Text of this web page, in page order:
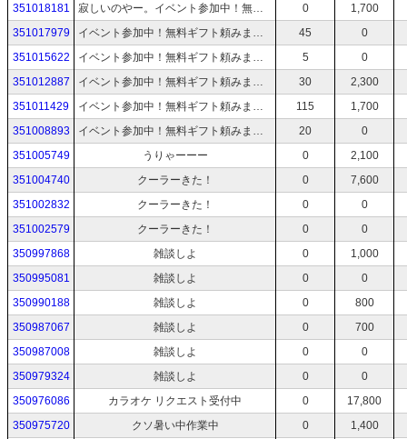
351018181
寂しいのやー。イベント参加中！無料ギフト頼みます🎁 0
1,700
351017979
イベント参加中！無料ギフト頼みます🎁【おはよう】 45
0
351015622
イベント参加中！無料ギフト頼みます🎁 5
0
351012887
イベント参加中！無料ギフト頼みます🎁 30
2,300
351011429
イベント参加中！無料ギフト頼みます🎁 115
1,700
351008893
イベント参加中！無料ギフト頼みます🎁 20
0
351005749
うりゃーーー 0
2,100
351004740
クーラーきた！ 0
7,600
351002832
クーラーきた！ 0
0
351002579
クーラーきた！ 0
0
350997868
雑談しよ 0
1,000
350995081
雑談しよ 0
0
350990188
雑談しよ 0
800
350987067
雑談しよ 0
700
350987008
雑談しよ 0
0
350979324
雑談しよ 0
0
350976086
カラオケ リクエスト受付中 0
17,800
350975720
クソ暑い中作業中 0
1,400